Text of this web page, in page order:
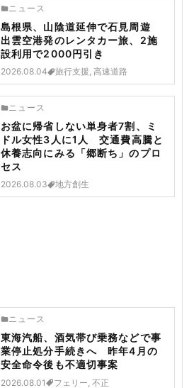
ニュース
島根県、山陰道延伸で石見周遊
出雲空港発のレンタカー旅、2施
設利用で2000円引き
2026.08.04 旅行支援, 高速道路
ニュース
お盆に帰省しない単身者7割、ミ
ドル女性3人に1人 交通費高騰と
休養志向にみる「郷断ち」のプロ
セス
2026.08.03 地方創生
ニュース
東海汽船、酒気帯び乗務などで事
業停止処分手続きへ 昨年4月の
安全命令後も不適切事案
2026.08.01 フェリー, 不正